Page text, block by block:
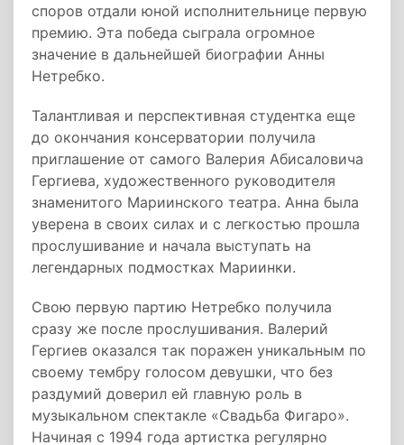
споров отдали юной исполнительнице первую
премию. Эта победа сыграла огромное
значение в дальнейшей биографии Анны
Нетребко.
Талантливая и перспективная студентка еще
до окончания консерватории получила
приглашение от самого Валерия Абисаловича
Гергиева, художественного руководителя
знаменитого Мариинского театра. Анна была
уверена в своих силах и с легкостью прошла
прослушивание и начала выступать на
легендарных подмостках Мариинки.
Свою первую партию Нетребко получила
сразу же после прослушивания. Валерий
Гергиев оказался так поражен уникальным по
своему тембру голосом девушки, что без
раздумий доверил ей главную роль в
музыкальном спектакле «Свадьба Фигаро».
Начиная с 1994 года артистка регулярно